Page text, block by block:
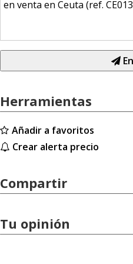
Herramientas
Añadir a favoritos
Crear alerta precio
Compartir
Tu opinión